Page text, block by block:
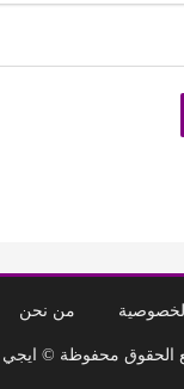
من نحن
الحقوق محفوظة ©